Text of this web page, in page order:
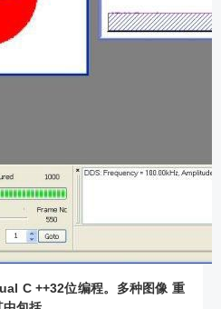
C ++32位编程。多种图像 重